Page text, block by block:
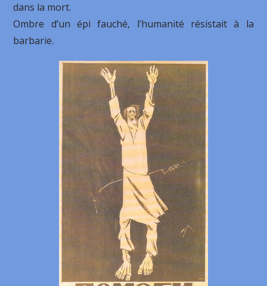
dans la mort.
Ombre d’un épi fauché, l’humanité résistait à la
barbarie.